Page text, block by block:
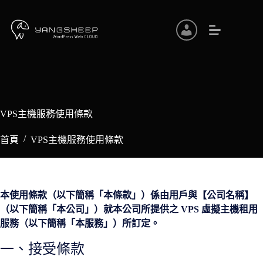
VPS主機服務使用條款
首頁 / VPS主機服務使用條款
本使用條款（以下簡稱「本條款」）係由用戶與【公司名稱】
（以下簡稱「本公司」）就本公司所提供之 VPS 虛擬主機租用
服務（以下簡稱「本服務」）所訂定。
一、接受條款